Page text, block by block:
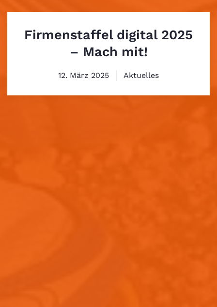
Firmenstaffel digital 2025
– Mach mit!
12. März 2025 Aktuelles